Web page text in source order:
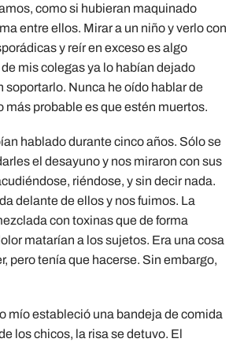
como si hubieran maquinado
entre ellos. Mirar a un niño y verlo con
y reír en exceso es algo
mis colegas ya lo habían dejado
soportarlo. Nunca he oído hablar de
más probable es que estén muertos.
hablado durante cinco años. Sólo se
el desayuno y nos miraron con sus
riéndose, y sin decir nada.
delante de ellos y nos fuimos. La
con toxinas que de forma
matarían a los sujetos. Era una cosa
pero tenía que hacerse. Sin embargo,
mío estableció una bandeja de comida
los chicos, la risa se detuvo. El